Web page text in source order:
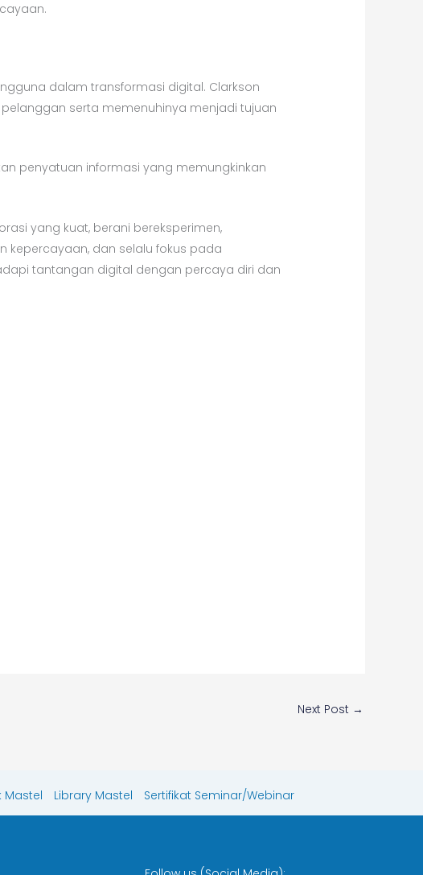
dalam transformasi digital. Clarkson
serta memenuhinya menjadi tujuan
penyatuan informasi yang memungkinkan
yang kuat, berani bereksperimen,
dan selalu fokus pada
tantangan digital dengan percaya diri dan
Next Post →
Mastel Library Mastel Sertifikat Seminar/Webinar